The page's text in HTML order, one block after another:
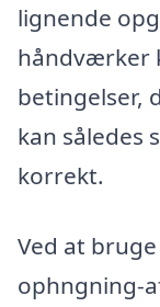
lignende
håndværker
betingelser,
kan således
korrekt.
Ved at
ophngning-